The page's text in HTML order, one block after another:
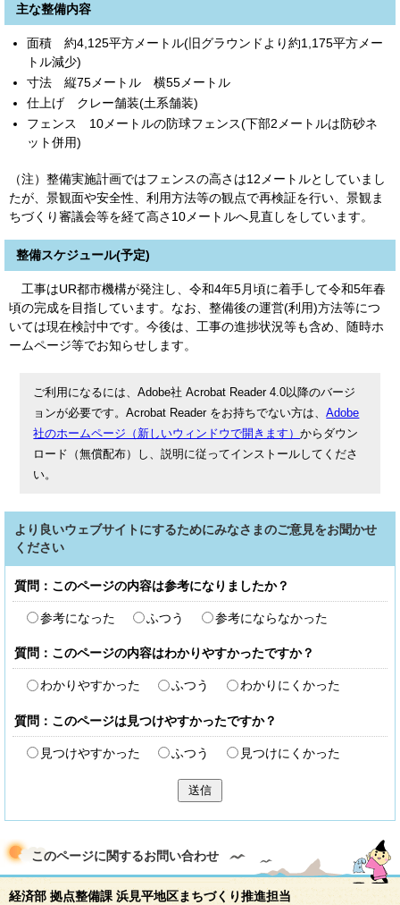
主な整備内容
面積 約4,125平方メートル(旧グラウンドより約1,175平方メー
トル減少)
寸法 縦75メートル 横55メートル
仕上げ クレー舗装(土系舗装)
フェンス 10メートルの防球フェンス(下部2メートルは防砂ネ
ット併用)
（注）整備実施計画ではフェンスの高さは12メートルとしていまし
たが、景観面や安全性、利用方法等の観点で再検証を行い、景観ま
ちづくり審議会等を経て高さ10メートルへ見直しをしています。
整備スケジュール(予定)
工事はUR都市機構が発注し、令和4年5月頃に着手して令和5年春
頃の完成を目指しています。なお、整備後の運営(利用)方法等につ
いては現在検討中です。今後は、工事の進捗状況等も含め、随時ホ
ームページ等でお知らせします。
ご利用になるには、Adobe社 Acrobat Reader 4.0以降のバージ
ョンが必要です。Acrobat Reader をお持ちでない方は、Adobe
社のホームページ（新しいウィンドウで開きます）からダウン
ロード（無償配布）し、説明に従ってインストールしてくださ
い。
より良いウェブサイトにするためにみなさまのご意見をお聞かせ
ください
質問：このページの内容は参考になりましたか？
参考になった ふつう 参考にならなかった
質問：このページの内容はわかりやすかったですか？
わかりやすかった ふつう わかりにくかった
質問：このページは見つけやすかったですか？
見つけやすかった ふつう 見つけにくかった
送信
このページに関するお問い合わせ
経済部 拠点整備課 浜見平地区まちづくり推進担当